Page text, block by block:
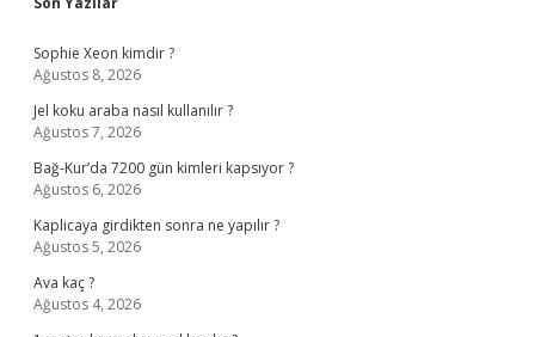
Sidebar
Sophie Xeon kimdir ?
Ağustos 8, 2026
Jel koku araba nasıl kullanılır ?
Ağustos 7, 2026
Bağ-Kur’da 7200 gün kimleri kapsıyor ?
Ağustos 6, 2026
Kaplicaya girdikten sonra ne yapılır ?
Ağustos 5, 2026
Ava kaç ?
Ağustos 4, 2026